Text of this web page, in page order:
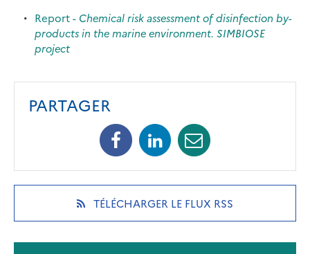
Report - Chemical risk assessment of disinfection by-
products in the marine environment. SIMBIOSE
project
PARTAGER
Facebook
(opens
a
new
tab)
Linkedin
(opens
a
new
tab)
Mail
(opens
a
new
tab)
TÉLÉCHARGER LE FLUX RSS(OPENS
NEW